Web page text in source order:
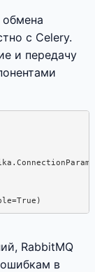
с Celery.
и передачу
RabbitMQ
в